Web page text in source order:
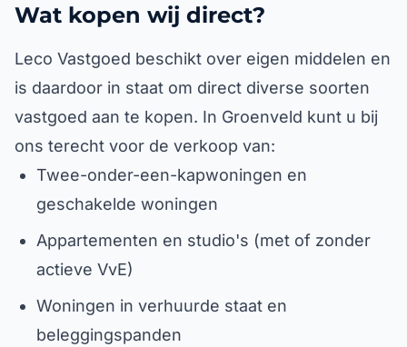
Wat kopen wij direct?
Leco Vastgoed beschikt over eigen middelen en
is daardoor in staat om direct diverse soorten
vastgoed aan te kopen. In Groenveld kunt u bij
ons terecht voor de verkoop van:
Twee-onder-een-kapwoningen en
geschakelde woningen
Appartementen en studio's (met of zonder
actieve VvE)
Woningen in verhuurde staat en
beleggingspanden